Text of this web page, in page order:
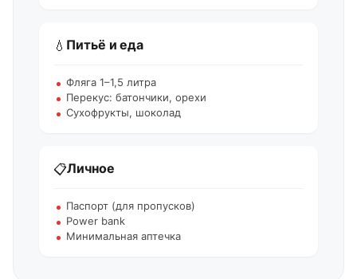
💧 Питьё и еда
Фляга 1–1,5 литра
Перекус: батончики, орехи
Сухофрукты, шоколад
📋Личное
Паспорт (для пропусков)
Power bank
Минимальная аптечка